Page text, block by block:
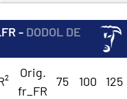
- DODOL DE
Orig.
fr_FR
75 100 125